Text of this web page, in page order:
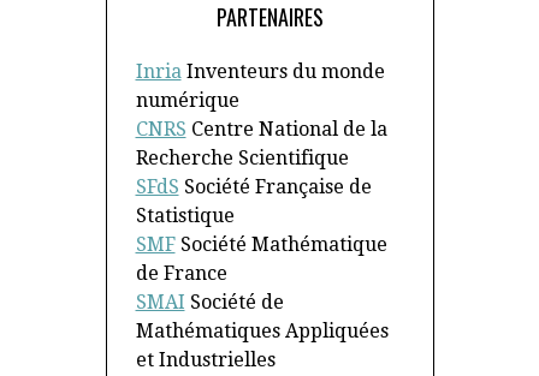
PARTENAIRES
InriaInventeurs du monde
numérique
CNRS Centre National de la
Recherche Scientifique
SFdS Société Française de
Statistique
SMFSociété Mathématique
de France
SMAI Société de
Mathématiques Appliquées
et Industrielles